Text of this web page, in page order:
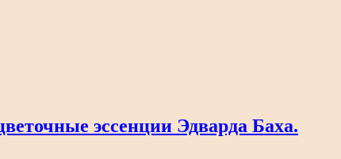
эссенции Эдварда Баха.